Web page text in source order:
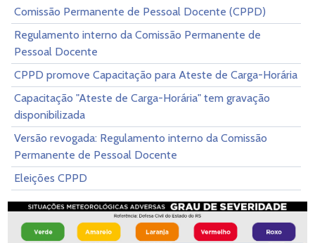
Comissão Permanente de Pessoal Docente (CPPD)
Regulamento interno da Comissão Permanente de
Pessoal Docente
CPPD promove Capacitação para Ateste de Carga-Horária
Capacitação "Ateste de Carga-Horária" tem gravação
disponibilizada
Versão revogada: Regulamento interno da Comissão
Permanente de Pessoal Docente
Eleições CPPD